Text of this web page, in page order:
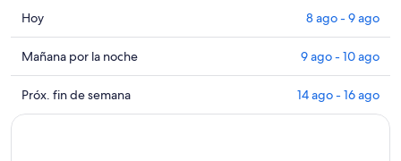
Consultar
los
precios
cerca
de
Puerta
Hoy 8 ago - 9 ago
Consultar
precios
cerca
de
Mañana por la noche 9 ago - 10 ago
Consultar
precios
Próx. fin de semana 14 ago - 16 ago